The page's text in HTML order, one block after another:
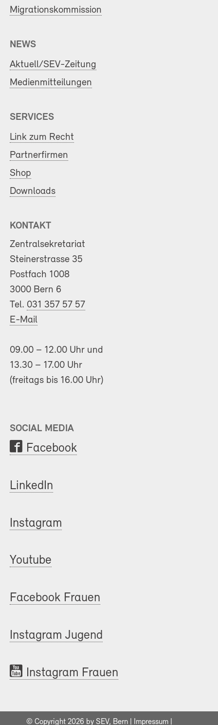
Migrationskommission
NEWS
Aktuell/SEV-Zeitung
Medienmitteilungen
SERVICES
Link zum Recht
Partnerfirmen
Shop
Downloads
KONTAKT
Zentralsekretariat
Steinerstrasse 35
Postfach 1008
3000 Bern 6
Tel. 031 357 57 57
E-Mail
09.00 – 12.00 Uhr und
13.30 – 17.00 Uhr
(freitags bis 16.00 Uhr)
SOCIAL MEDIA
Facebook
LinkedIn
Instagram
Youtube
Facebook Frauen
Instagram Jugend
Instagram Frauen
© Copyright 2026 by SEV, Bern | Impressum